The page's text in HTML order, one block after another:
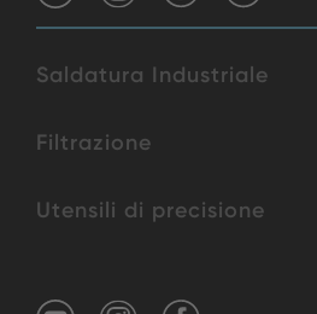
Saldatura Industriale
Filtrazione
Utensili di precisione